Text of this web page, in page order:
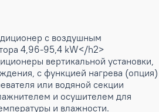
с воздушным
4,96-95,4 kW</h2>
вертикальной установки,
с функцией нагрева (опция)
или водяной секции
и осушителем для
и влажности.